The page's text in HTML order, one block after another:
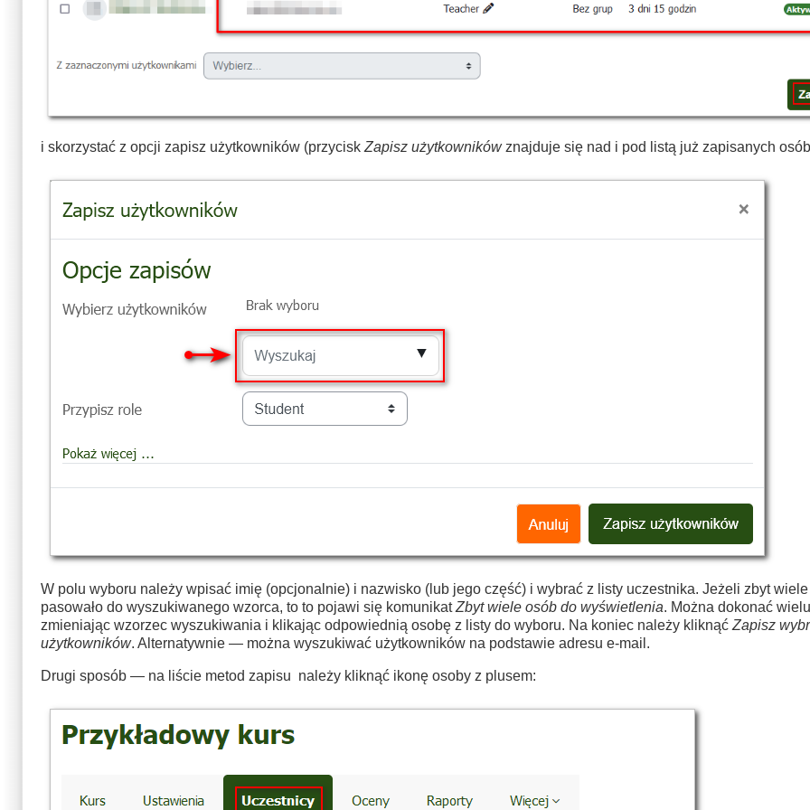
i skorzystać z opcji zapisz użytkowników (przycisk Zapisz użytkownikówznajduje się nad i pod listą już zapisanych
W polu wyboru należy wpisać imię (opcjonalnie) i nazwisko (lub jego część) i wybrać z listy uczestnika. Jeżeli zbyt
pasowało do wyszukiwanego wzorca, to to pojawi się komunikatZbyt wiele osób do wyświetlenia. Można dokonać
zmieniając wzorzec wyszukiwania i klikając odpowiednią osobę z listy do wyboru. Na koniec należy kliknąć Zapisz
użytkowników. Alternatywnie — można wyszukiwać użytkowników na podstawie adresu e-mail.
Drugi sposób — na liście metod zapisu należy kliknąć ikonę osoby z plusem: